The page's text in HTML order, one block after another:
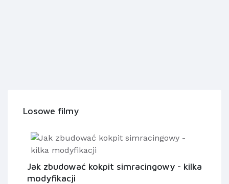
Losowe filmy
Jak zbudować kokpit simracingowy - kilka
modyfikacji